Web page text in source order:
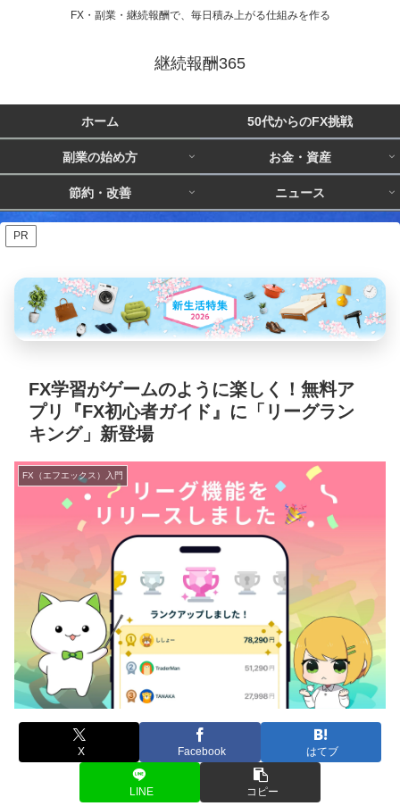
FX・副業・継続報酬で、毎日積み上がる仕組みを作る
継続報酬365
ホーム 50代からのFX挑戦
副業の始め方 お金・資産
節約・改善 ニュース
PR
FX学習がゲームのように楽しく！無料ア
プリ『FX初心者ガイド』に「リーグラン
キング」新登場
FX（エフエックス）入門
X Facebook はてブ
LINE コピー